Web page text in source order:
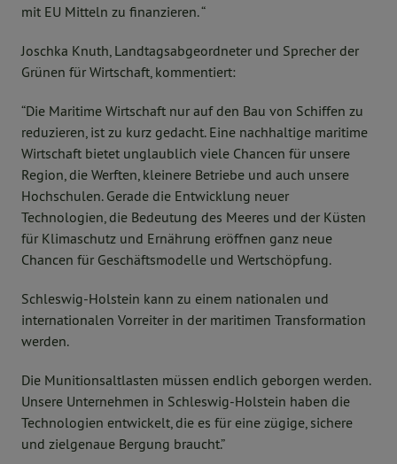
mit EU Mitteln zu finanzieren. “
Joschka Knuth, Landtagsabgeordneter und Sprecher der
Grünen für Wirtschaft, kommentiert:
“Die Maritime Wirtschaft nur auf den Bau von Schiffen zu
reduzieren, ist zu kurz gedacht. Eine nachhaltige maritime
Wirtschaft bietet unglaublich viele Chancen für unsere
Region, die Werften, kleinere Betriebe und auch unsere
Hochschulen. Gerade die Entwicklung neuer
Technologien, die Bedeutung des Meeres und der Küsten
für Klimaschutz und Ernährung eröffnen ganz neue
Chancen für Geschäftsmodelle und Wertschöpfung.
Schleswig-Holstein kann zu einem nationalen und
internationalen Vorreiter in der maritimen Transformation
werden.
Die Munitionsaltlasten müssen endlich geborgen werden.
Unsere Unternehmen in Schleswig-Holstein haben die
Technologien entwickelt, die es für eine zügige, sichere
und zielgenaue Bergung braucht.”